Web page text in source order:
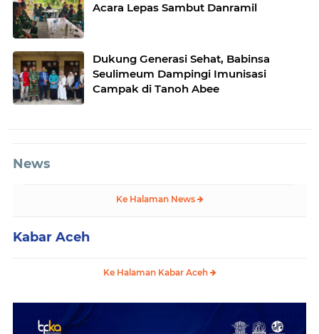
Acara Lepas Sambut Danramil
Dukung Generasi Sehat, Babinsa
Seulimeum Dampingi Imunisasi
Campak di Tanoh Abee
News
Ke Halaman News
Kabar Aceh
Ke Halaman Kabar Aceh